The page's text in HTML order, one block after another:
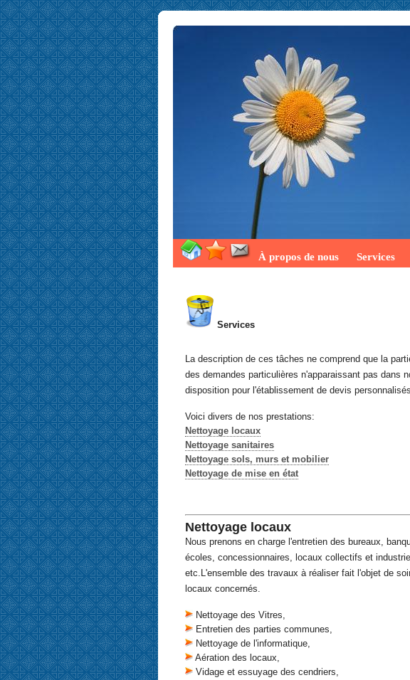
À propos de nous Services
Services
La description de ces tâches ne comprend que la
des demandes particulières n'apparaissant pas dans
disposition pour l'établissement de devis
Voici divers de nos prestations:
Nettoyage locaux
Nettoyage sanitaires
Nettoyage sols, murs et mobilier
Nettoyage de mise en état
Nettoyage locaux
Nous prenons en charge l'entretien des bureaux,
écoles, concessionnaires, locaux collectifs et
etc.L'ensemble des travaux à réaliser fait l'objet de
locaux concernés.
Nettoyage des Vitres,
Entretien des parties communes,
Nettoyage de l'informatique,
Aération des locaux,
Vidage et essuyage des cendriers,